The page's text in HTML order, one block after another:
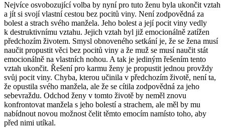
Nejvíce osvobozující volba by nyní pro tuto ženu byla ukončit vztah
a jít si svojí vlastní cestou bez pocitů viny. Není zodpovědná za
bolest a strach svého manžela. Jeho bolest a její pocit viny vedly
k destruktivnímu vztahu. Jejich vztah byl již emocionálně zatížen
předchozím životem. Smysl obnoveného setkání je, že se žena musí
naučit propustit věci bez pocitů viny a že muž se musí naučit stát
emocionálně na vlastních nohou. A tak je jediným řešením tento
vztah ukončit. Řešení pro karmu ženy je propustit jednou provždy
svůj pocit viny. Chyba, kterou učinila v předchozím životě, není ta,
že opustila svého manžela, ale že se cítila zodpovědná za jeho
sebevraždu. Odchod ženy v tomto životě by neměl znovu
konfrontovat manžela s jeho bolestí a strachem, ale měl by mu
nabídnout novou možnost čelit těmto emocím namísto toho, aby
před nimi utíkal.